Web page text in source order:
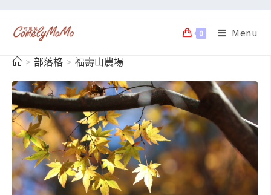
0 Menu
> 部落格 > 福壽山農場